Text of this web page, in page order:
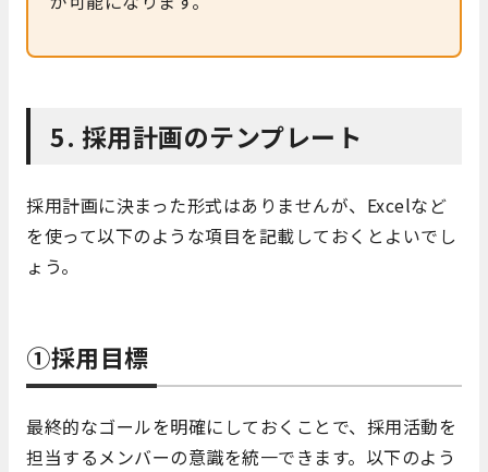
5. 採用計画のテンプレート
採用計画に決まった形式はありませんが、Excelなど
を使って以下のような項目を記載しておくとよいでし
ょう。
①採用目標
最終的なゴールを明確にしておくことで、採用活動を
担当するメンバーの意識を統一できます。以下のよう